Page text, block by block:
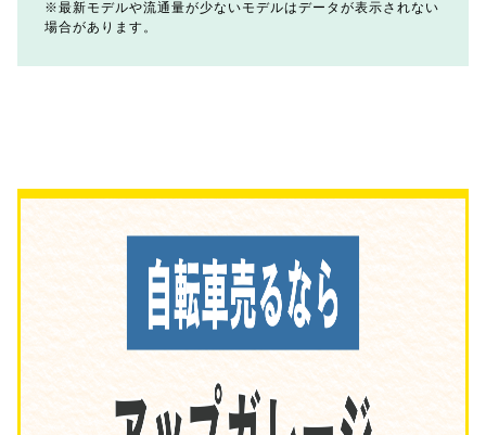
最新モデルや流通量が少ないモデルはデータが表示されない
場合があります。